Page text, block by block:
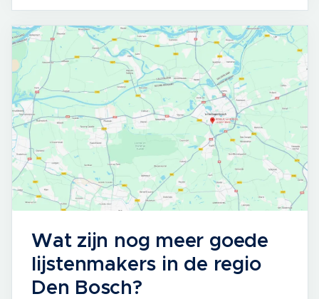
Wat zijn nog meer goede
lijstenmakers in de regio
Den Bosch?